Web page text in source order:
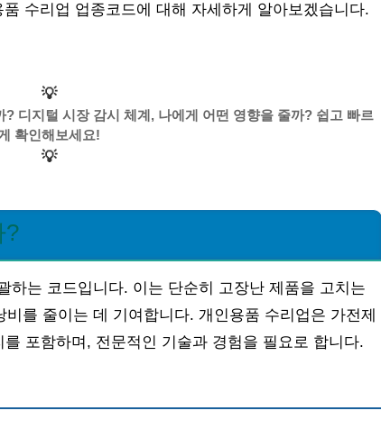
수리업 업종코드에 대해 자세하게 알아보겠습니다.
💡
디지털 시장 감시 체계, 나에게 어떤 영향을 줄까? 쉽고 빠르
확인해보세요!
💡
?
하는 코드입니다. 이는 단순히 고장난 제품을 고치는
를 줄이는 데 기여합니다. 개인용품 수리업은 가전제
포함하며, 전문적인 기술과 경험을 필요로 합니다.